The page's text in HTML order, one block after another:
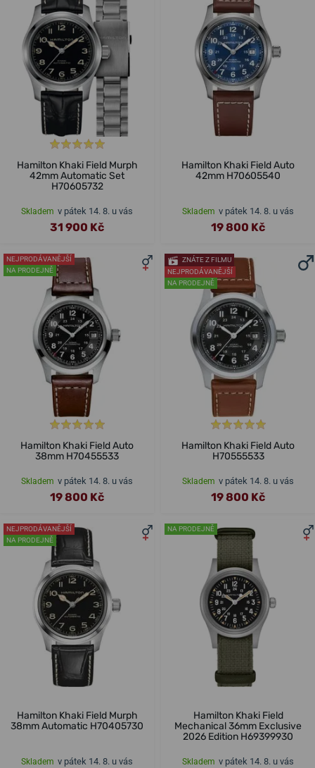
Hamilton Khaki Field Murph
42mm Automatic Set
H70605732
Skladem v pátek 14. 8. u vás
31 900 Kč
Hamilton Khaki Field Auto
42mm H70605540
Skladem v pátek 14. 8. u vás
19 800 Kč
NEJPRODÁVANĚJŠÍ
NA PRODEJNĚ
Hamilton Khaki Field Auto
38mm H70455533
Skladem v pátek 14. 8. u vás
19 800 Kč
ZNÁTE Z FILMU
NEJPRODÁVANĚJŠÍ
NA PRODEJNĚ
Hamilton Khaki Field Auto
H70555533
Skladem v pátek 14. 8. u vás
19 800 Kč
NEJPRODÁVANĚJŠÍ
NA PRODEJNĚ
Hamilton Khaki Field Murph
38mm Automatic H70405730
Skladem v pátek 14. 8. u vás
NA PRODEJNĚ
Hamilton Khaki Field
Mechanical 36mm Exclusive
2026 Edition H69399930
Skladem v pátek 14. 8. u vás